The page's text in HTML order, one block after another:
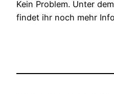
Kein Problem. Unter
findet ihr noch mehr